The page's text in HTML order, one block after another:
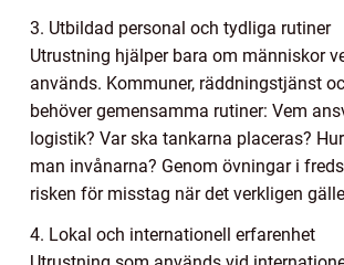
3. Utbildad personal och tydliga rutiner
Utrustning hjälper bara om människor
används. Kommuner, räddningstjänst
behöver gemensamma rutiner: Vem
logistik? Var ska tankarna placeras?
man invånarna? Genom övningar i
risken för misstag när det verkligen
4. Lokal och internationell erfarenhet